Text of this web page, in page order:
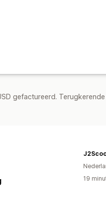
gefactureerd.
19